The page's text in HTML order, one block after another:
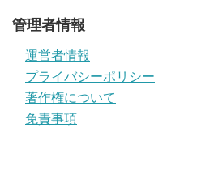
管理者情報
運営者情報
プライバシーポリシー
著作権について
免責事項